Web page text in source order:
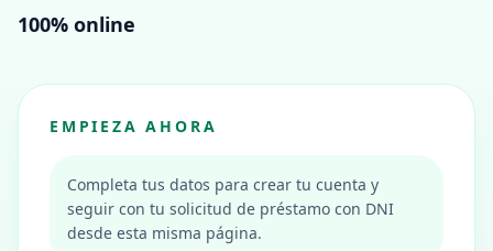
100% online
EMPIEZA AHORA
Completa tus datos para crear tu cuenta y
seguir con tu solicitud de préstamo con DNI
desde esta misma página.